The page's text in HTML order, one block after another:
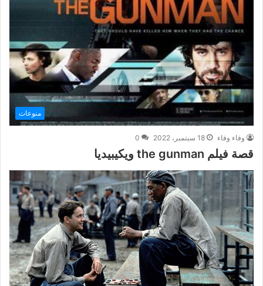
منوعات
وفاء وفاء 18 سبتمبر، 2022 0
قصة فيلم the gunman ويكيبيديا